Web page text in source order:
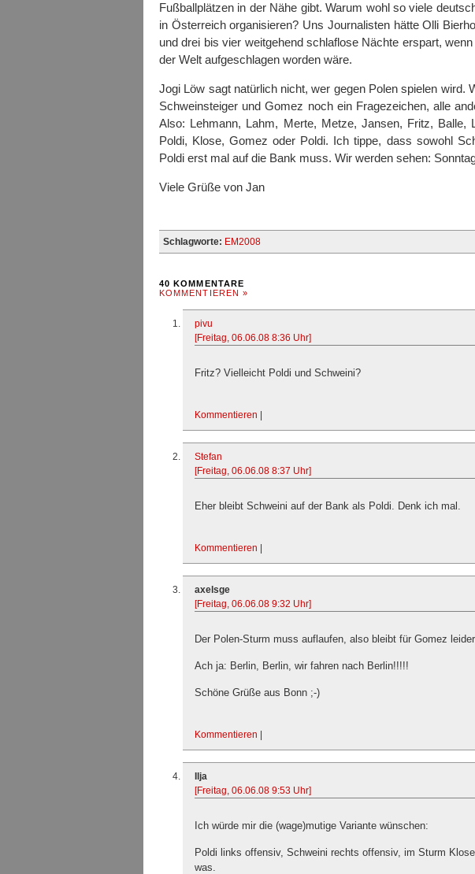
Fußballplätzen in der Nähe gibt. Warum wohl so viele
in Österreich organisieren? Uns Journalisten hätte Olli
und drei bis vier weitgehend schlaflose Nächte erspart,
der Welt aufgeschlagen worden wäre.
Jogi Löw sagt natürlich nicht, wer gegen Polen spielen wird.
Schweinsteiger und Gomez noch ein Fragezeichen, alle
Also: Lehmann, Lahm, Merte, Metze, Jansen, Fritz, Balle,
Poldi, Klose, Gomez oder Poldi. Ich tippe, dass sowohl
Poldi erst mal auf die Bank muss. Wir werden sehen:
Viele Grüße von Jan
Schlagworte: EM2008
40 KOMMENTARE
KOMMENTIEREN »
pivu
[Freitag, 06.06.08 8:36 Uhr]
Fritz? Vielleicht Poldi und Schweini?
Kommentieren
Stefan
[Freitag, 06.06.08 8:37 Uhr]
Eher bleibt Schweini auf der Bank als Poldi. Denk ich mal.
Kommentieren
axelsge
[Freitag, 06.06.08 9:32 Uhr]
Der Polen-Sturm muss auflaufen, also bleibt für Gomez
Ach ja: Berlin, Berlin, wir fahren nach Berlin!!!!!
Schöne Grüße aus Bonn ;-)
Kommentieren
Ilja
[Freitag, 06.06.08 9:53 Uhr]
Ich würde mir die (wage)mutige Variante wünschen:
Poldi links offensiv, Schweini rechts offensiv, im Sturm
was.